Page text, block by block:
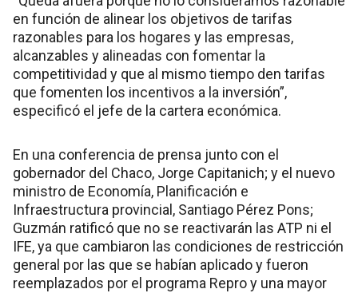
en función de alinear los objetivos de tarifas
razonables para los hogares y las empresas,
alcanzables y alineadas con fomentar la
competitividad y que al mismo tiempo den tarifas
que fomenten los incentivos a la inversión”,
especificó el jefe de la cartera económica.
En una conferencia de prensa junto con el
gobernador del Chaco, Jorge Capitanich; y el nuevo
ministro de Economía, Planificación e
Infraestructura provincial, Santiago Pérez Pons;
Guzmán ratificó que no se reactivarán las ATP ni el
IFE, ya que cambiaron las condiciones de restricción
general por las que se habían aplicado y fueron
reemplazados por el programa Repro y una mayor